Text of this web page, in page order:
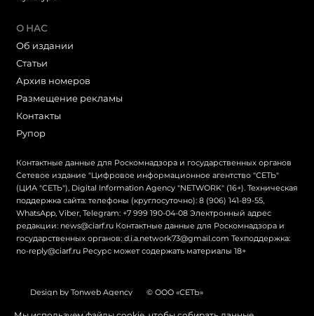
О НАС
Об издании
Статьи
Архив номеров
Размещение рекламы
Контакты
Рупор
Контактные данные для Роскомнадзора и государственных органов
Сетевое издание "Цифровое информационное агентство "СЕТЬ"
(ЦИА "СЕТЬ"), Digital Information Agency "NETWORK" (16+). Техническая
поддержка сайта: телефоны (круглосуточно): 8 (906) 141-89-55,
WhatsApp, Viber, Telegram: +7 999 190-04-08 Электронный адрес
редакции: news@ciarf.ru Контактные данные для Роскомнадзора и
государственных органов: d.i.a.network73@gmail.com Техподдержка:
no-reply@ciarf.ru Ресурс может содержать материалы 18+
Design by Tonweb Agency © ООО «СЕТЬ»
Политика конфиденциальности Карта сайта